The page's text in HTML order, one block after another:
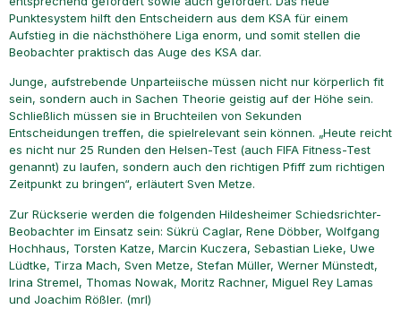
Punktesystem hilft den Entscheidern aus dem KSA für einem
Aufstieg in die nächsthöhere Liga enorm, und somit stellen die
Beobachter praktisch das Auge des KSA dar.
Junge, aufstrebende Unparteiische müssen nicht nur körperlich fit
sein, sondern auch in Sachen Theorie geistig auf der Höhe sein.
Schließlich müssen sie in Bruchteilen von Sekunden
Entscheidungen treffen, die spielrelevant sein können. „Heute reicht
es nicht nur 25 Runden den Helsen-Test (auch FIFA Fitness-Test
genannt) zu laufen, sondern auch den richtigen Pfiff zum richtigen
Zeitpunkt zu bringen“, erläutert Sven Metze.
Zur Rückserie werden die folgenden Hildesheimer Schiedsrichter-
Beobachter im Einsatz sein: Sükrü Caglar, Rene Döbber, Wolfgang
Hochhaus, Torsten Katze, Marcin Kuczera, Sebastian Lieke, Uwe
Lüdtke, Tirza Mach, Sven Metze, Stefan Müller, Werner Münstedt,
Irina Stremel, Thomas Nowak, Moritz Rachner, Miguel Rey Lamas
und Joachim Rößler. (mrl)